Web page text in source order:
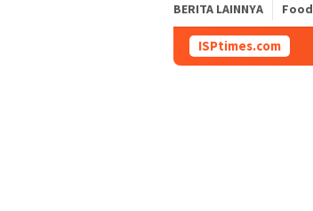
BERITA LAINNYA Food
ISPtimes.com